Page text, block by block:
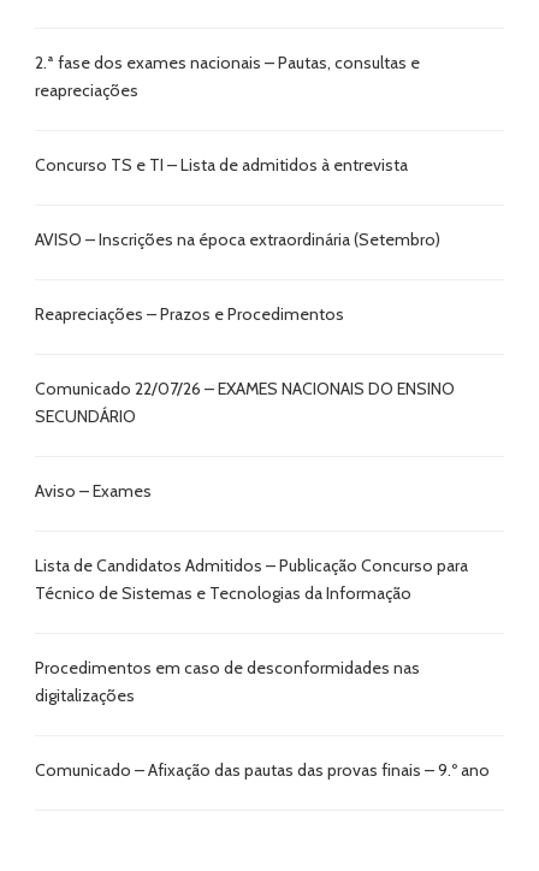
2.ª fase dos exames nacionais – Pautas, consultas e
reapreciações
Concurso TS e TI – Lista de admitidos à entrevista
AVISO – Inscrições na época extraordinária (Setembro)
Reapreciações – Prazos e Procedimentos
Comunicado 22/07/26 – EXAMES NACIONAIS DO ENSINO
SECUNDÁRIO
Aviso – Exames
Lista de Candidatos Admitidos – Publicação Concurso para
Técnico de Sistemas e Tecnologias da Informação
Procedimentos em caso de desconformidades nas
digitalizações
Comunicado – Afixação das pautas das provas finais – 9.º ano